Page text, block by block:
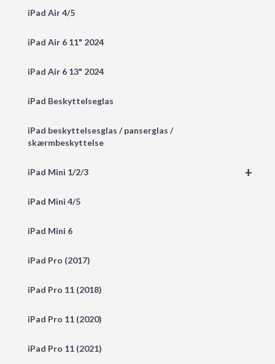
iPad Air 4/5
iPad Air 6 11" 2024
iPad Air 6 13" 2024
iPad Beskyttelseglas
iPad beskyttelsesglas / panserglas /
skærmbeskyttelse
+
iPad Mini 1/2/3
iPad Mini 4/5
iPad Mini 6
iPad Pro (2017)
iPad Pro 11 (2018)
iPad Pro 11 (2020)
iPad Pro 11 (2021)